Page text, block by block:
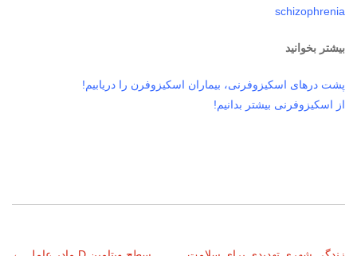
schizophrenia
بیشتر بخوانید
پشت درهای اسکیزوفرنی، بیماران اسکیزوفرن را دریابیم!
از اسکیزوفرنی بیشتر بدانیم!